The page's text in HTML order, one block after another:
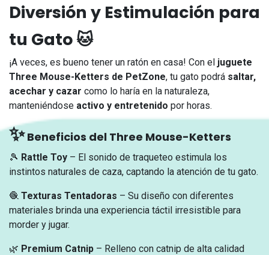
Diversión y Estimulación para
tu Gato 🐱
¡A veces, es bueno tener un ratón en casa! Con el juguete
Three Mouse-Ketters de PetZone, tu gato podrá saltar,
acechar y cazar como lo haría en la naturaleza,
manteniéndose activo y entretenido por horas.
✨Beneficios del Three Mouse-Ketters
🎾 Rattle Toy – El sonido de traqueteo estimula los
instintos naturales de caza, captando la atención de tu gato.
🧶 Texturas Tentadoras – Su diseño con diferentes
materiales brinda una experiencia táctil irresistible para
morder y jugar.
🌿 Premium Catnip – Relleno con catnip de alta calidad